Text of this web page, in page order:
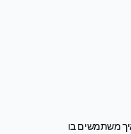
משתמשים בו